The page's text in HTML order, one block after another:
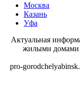
Москва
Казань
Уфа
Актуальная
жилыми домами
pro-